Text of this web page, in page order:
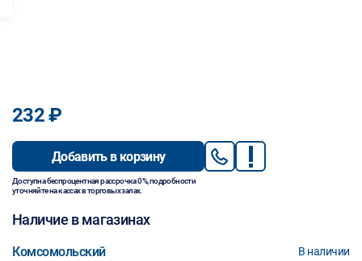
232 ₽
Добавить в корзину
Доступна беспроцентная рассрочка 0%, подробности
уточняйте на кассах в торговых залах.
Наличие в магазинах
Комсомольский В наличии